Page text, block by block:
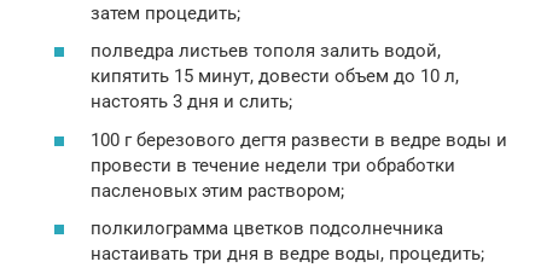
затем процедить;
полведра листьев тополя залить водой,
кипятить 15 минут, довести объем до 10 л,
настоять 3 дня и слить;
100 г березового дегтя развести в ведре воды и
провести в течение недели три обработки
пасленовых этим раствором;
полкилограмма цветков подсолнечника
настаивать три дня в ведре воды, процедить;